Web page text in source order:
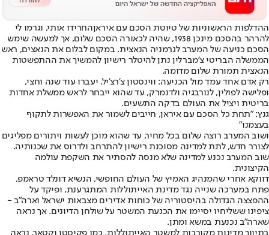
ההדלפות הראשוניות של טיוטת הסכם עם איראןהחרידו אותי, וגרמו לי
להרהר בהסכם מינכן 1938, שהיה לכאורה הסכם שלום, אך למעשה שימש
הסכם כניעה של המערב לגרמניה הנאצית. במקום לבלום את הנאצים, ראש
הממשלה הבריטי צ'מברלין נתן להיטלר רישיון להמשיך את ההתפשטות
הנאצית תמורת שלום מדומה.
רק אדם אחד עמד מול הכניעה: ווינסטון צ'רצ'יל. יעברו עוד שנה וחצי,
ופלישה לפולין, לנורבגיה ולדנמרק, עד שהוא ייבחר לראש ממשלת אחדות
בריטית ויציל את העולם בדקה התשעים.
גנץ: "תחת כל הסכם עם איראן, חייבים לשמור את האפשרות לתקוף
בעצמנו"
ושוב המערב רוצה שלום בכל מחיר, עד שהוא מוכן לעשות ויתורים מפליגים
לצורר חדש, לתת למדינה מסוכנת רישיון להתרחב ולדרוס את שכנותיה.
שוב המערב נכנע למדינה שלא מנסה להסתיר את השקפת עולמה
הקיצונית.
דווקא אחרי שהמנהיג האמיץ של העולם החופשי, הנשיא דונלד טראמפ,
פתח במערכה שנייה נגד מדינת האייתוללות המתגרענת, ופיקד על
ההפצצה הגדולה בהיסטוריה של כוחות אדירים מצבאות ישראל וארה"ב -
ציפינו ששליחיו יסיימו את הכנעת המשטר על שולחן הדיונים. אך נראה
שארה"ב נכנעת במשא ומתן.